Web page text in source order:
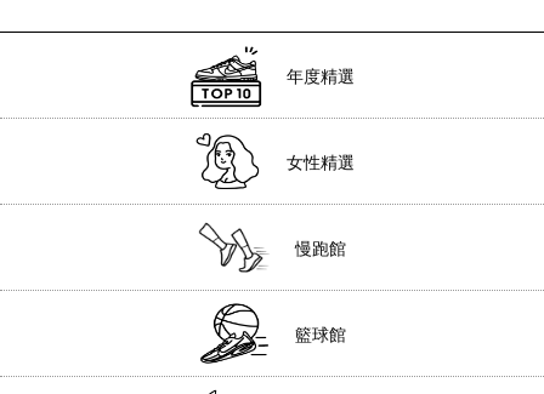
年度精選
女性精選
慢跑館
籃球館